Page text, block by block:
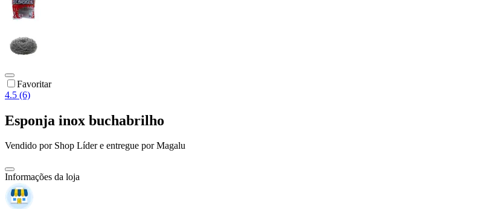
Favoritar
4.5 (6)
Esponja inox buchabrilho
Vendido por Shop Lídere entregue por Magalu
Informações da loja